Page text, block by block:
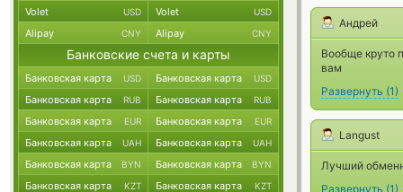
Андрей
Вообще круто
вам
Развернуть (1)
Langust
Лучший
Развернуть (1)
Volet USD Volet USD
Alipay CNY Alipay CNY
Банковские счета и карты
Банковская карта USD Банковская карта USD
Банковская карта RUB Банковская карта RUB
Банковская карта EUR Банковская карта EUR
Банковская карта UAH Банковская карта UAH
Банковская карта BYN Банковская карта BYN
Банковская карта KZT Банковская карта KZT